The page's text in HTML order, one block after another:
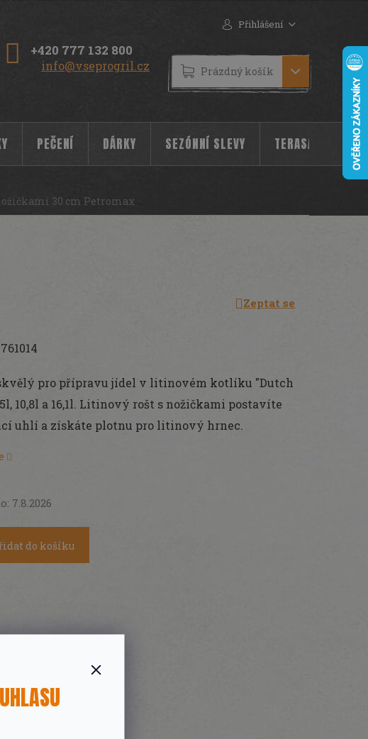
+420 777 132 800
info@vseprogril.cz
Přihlášení
NÁKUPNÍ
KOŠÍK
Prázdný košík
PEČENÍ DÁRKY SEZÓNNÍ SLEVY TERASA
30 cm Petromax
7.8.2026
do košíku
pro přípravu jídel v litinovém kotlíku "Dutch
10,8l a 16,1l. Litinový rošt s nožičkami postavíte
uhlí a získáte plotnu pro litinový hrnec.
Zeptat se